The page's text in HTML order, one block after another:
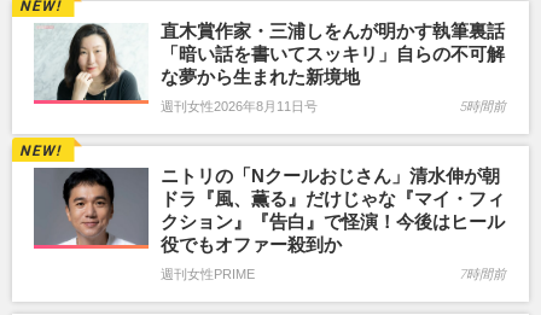
直木賞作家・三浦しをんが明かす執筆裏話
「暗い話を書いてスッキリ」自らの不可解
な夢から生まれた新境地
週刊女性2026年8月11日号 5時間前
ニトリの「Nクールおじさん」清水伸が朝
ドラ『風、薫る』だけじゃな『マイ・フィ
クション』『告白』で怪演！今後はヒール
役でもオファー殺到か
週刊女性PRIME 7時間前